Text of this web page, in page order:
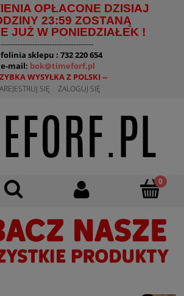
OPŁACONE DZISIAJ
23:59 ZOSTANĄ
JUŻ W PONIEDZIAŁEK !
--------------------------------------
sklepu : 732 220 654
e-mail: bok@timeforf.pl
WYSYŁKA Z POLSKI --
SIĘ ZALOGUJ SIĘ